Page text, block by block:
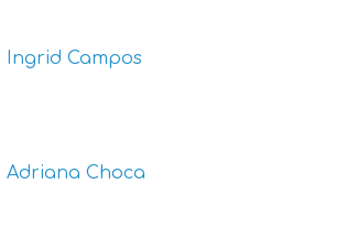
Ingrid Campos
Adriana Choca